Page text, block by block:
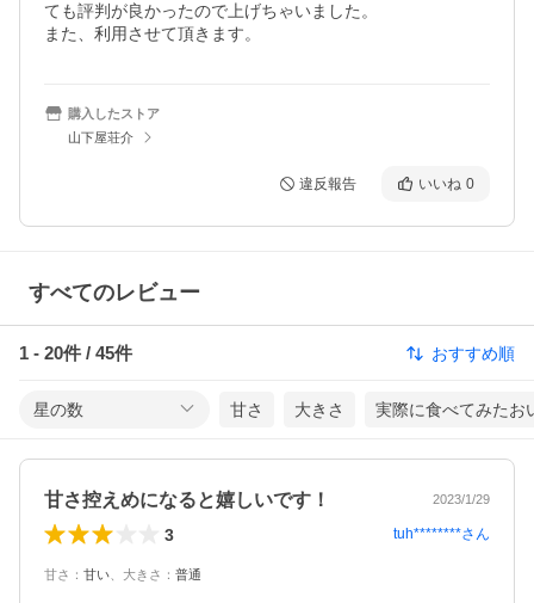
ても評判が良かったので上げちゃいました。
また、利用させて頂きます。
購入したストア
山下屋荘介
違反報告 いいね 0
すべてのレビュー
1 - 20件 / 45件 おすすめ順
星の数 甘さ 大きさ 実際に食べてみたお
甘さ控えめになると嬉しいです！ 2023/1/29
3 tuh********さん
甘さ ： 甘い 大きさ ： 普通